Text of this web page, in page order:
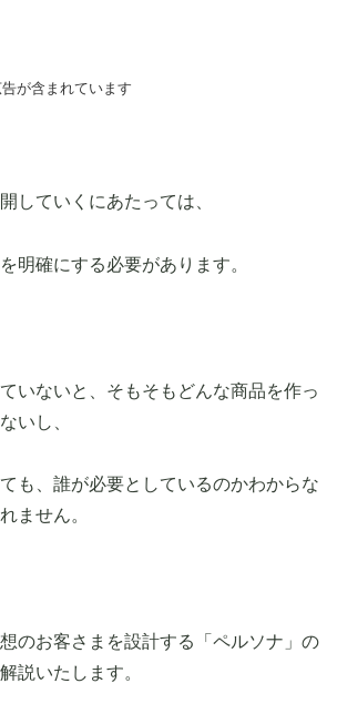
が含まれています
していくにあたっては、
明確にする必要があります。
いないと、そもそもどんな商品を作っ
いし、
も、誰が必要としているのかわからな
ません。
のお客さまを設計する「ペルソナ」の
説いたします。